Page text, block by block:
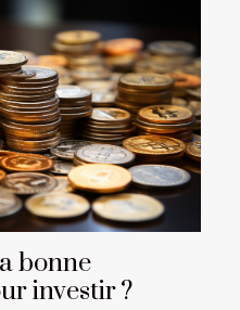
bonne
investir ?